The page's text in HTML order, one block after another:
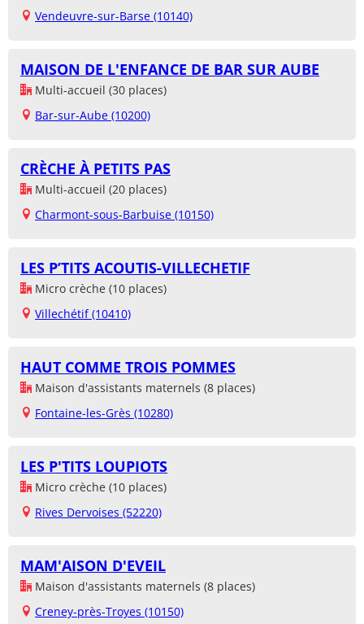
Vendeuvre-sur-Barse (10140)
MAISON DE L'ENFANCE DE BAR SUR AUBE
Multi-accueil (30 places)
Bar-sur-Aube (10200)
CRÈCHE À PETITS PAS
Multi-accueil (20 places)
Charmont-sous-Barbuise (10150)
LES P’TITS ACOUTIS-VILLECHETIF
Micro crèche (10 places)
Villechétif (10410)
HAUT COMME TROIS POMMES
Maison d'assistants maternels (8 places)
Fontaine-les-Grès (10280)
LES P'TITS LOUPIOTS
Micro crèche (10 places)
Rives Dervoises (52220)
MAM'AISON D'EVEIL
Maison d'assistants maternels (8 places)
Creney-près-Troyes (10150)